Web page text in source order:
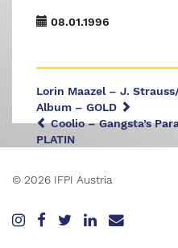
08.01.1996
Lorin Maazel – J.
Album – GOLD
Coolio – Gangsta’s
PLATIN
© 2026 IFPI Austria